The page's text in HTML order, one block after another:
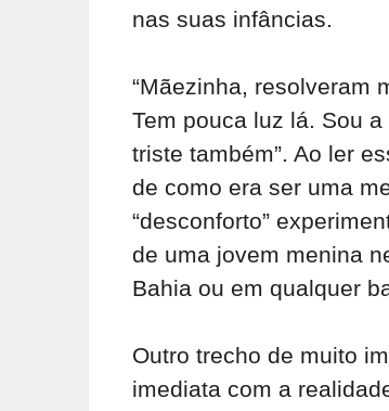
nas suas infâncias.
“Mãezinha, resolveram
Tem pouca luz lá. Sou
triste também”. Ao ler
de como era ser uma
“desconforto”
de uma jovem menina
Bahia ou em qualquer
Outro trecho de muito
imediata com a